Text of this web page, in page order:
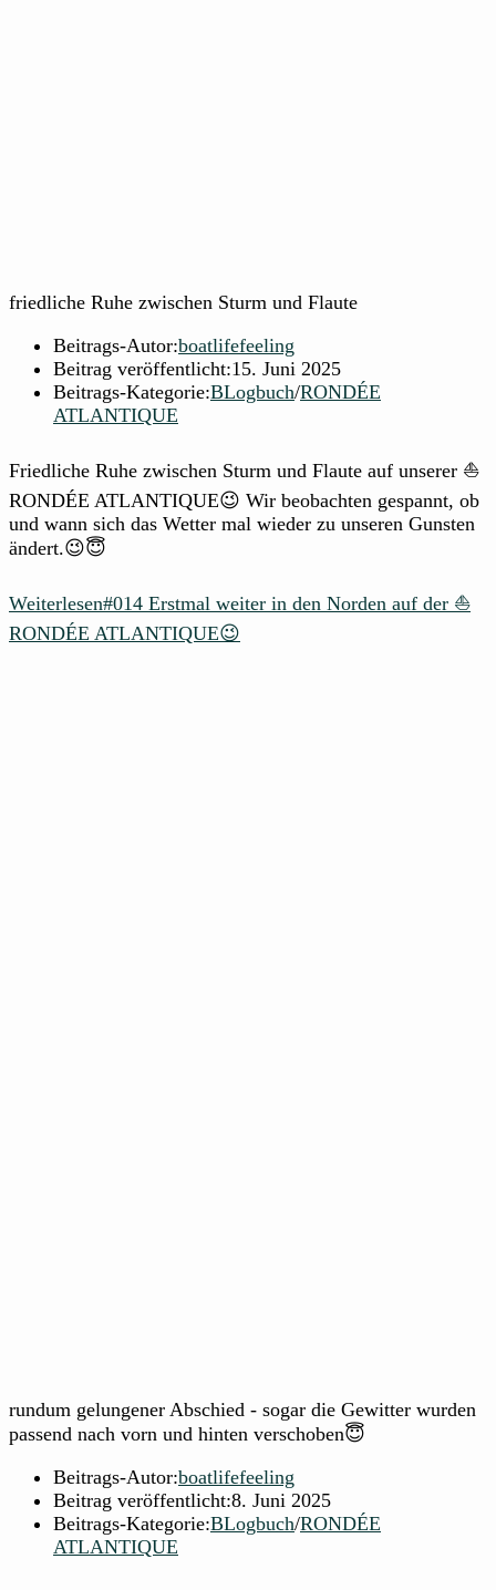
friedliche Ruhe zwischen Sturm und Flaute
Beitrags-Autor:boatlifefeeling
Beitrag veröffentlicht:15. Juni 2025
Beitrags-Kategorie:BLogbuch/RONDÉE
ATLANTIQUE
Friedliche Ruhe zwischen Sturm und Flaute auf unserer ⛵
RONDÉE ATLANTIQUE😉 Wir beobachten gespannt, ob
und wann sich das Wetter mal wieder zu unseren Gunsten
ändert.😉😇
Weiterlesen#014 Erstmal weiter in den Norden auf der ⛵
RONDÉE ATLANTIQUE😉
rundum gelungener Abschied - sogar die Gewitter wurden
passend nach vorn und hinten verschoben😇
Beitrags-Autor:boatlifefeeling
Beitrag veröffentlicht:8. Juni 2025
Beitrags-Kategorie:BLogbuch/RONDÉE
ATLANTIQUE